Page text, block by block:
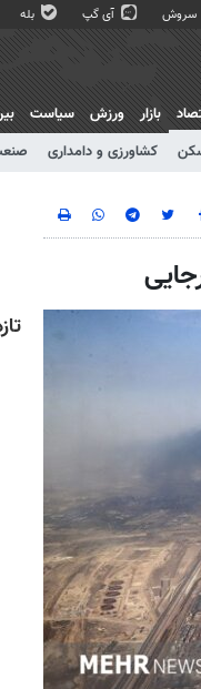
سروش آی گپ بله
کشاورزی و دامداری
بازار ورزش سیاست